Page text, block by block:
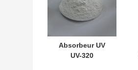
Absorbeur UV
UV-320